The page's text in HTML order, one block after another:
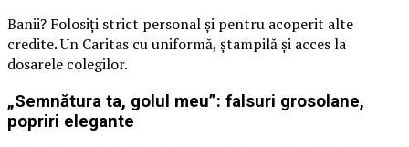
Banii? Folosiți strict personal și pentru acoperit alte
credite. Un Caritas cu uniformă, ștampilă și acces la
dosarele colegilor.
„Semnătura ta, golul meu”: falsuri grosolane,
popriri elegante